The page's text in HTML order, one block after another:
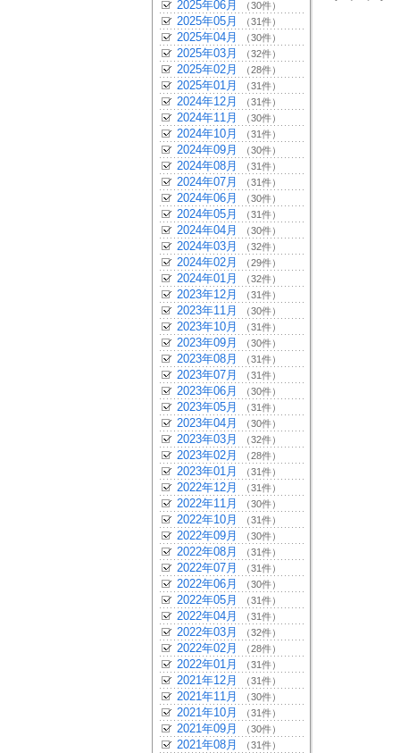
2025年06月 （30件）
2025年05月 （31件）
2025年04月 （30件）
2025年03月 （32件）
2025年02月 （28件）
2025年01月 （31件）
2024年12月 （31件）
2024年11月 （30件）
2024年10月 （31件）
2024年09月 （30件）
2024年08月 （31件）
2024年07月 （31件）
2024年06月 （30件）
2024年05月 （31件）
2024年04月 （30件）
2024年03月 （32件）
2024年02月 （29件）
2024年01月 （32件）
2023年12月 （31件）
2023年11月 （30件）
2023年10月 （31件）
2023年09月 （30件）
2023年08月 （31件）
2023年07月 （31件）
2023年06月 （30件）
2023年05月 （31件）
2023年04月 （30件）
2023年03月 （32件）
2023年02月 （28件）
2023年01月 （31件）
2022年12月 （31件）
2022年11月 （30件）
2022年10月 （31件）
2022年09月 （30件）
2022年08月 （31件）
2022年07月 （31件）
2022年06月 （30件）
2022年05月 （31件）
2022年04月 （31件）
2022年03月 （32件）
2022年02月 （28件）
2022年01月 （31件）
2021年12月 （31件）
2021年11月 （30件）
2021年10月 （31件）
2021年09月 （30件）
2021年08月 （31件）